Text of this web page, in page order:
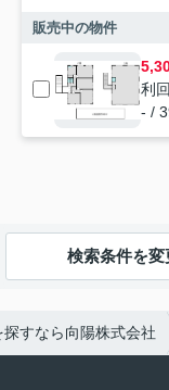
販売中の物件
利
- /
検索条件を変
すなら向陽株式会社